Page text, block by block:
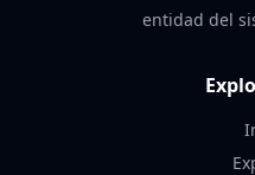
entidad del